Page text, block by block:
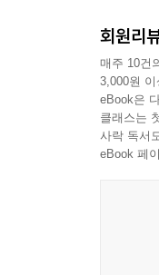
이 책은
이야기
전하는,
회원리
매주 10건
3,000원
eBook은
클래스는
사락 독서
eBook 페